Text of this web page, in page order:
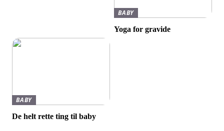
BABY
Yoga for gravide
BABY
De helt rette ting til baby